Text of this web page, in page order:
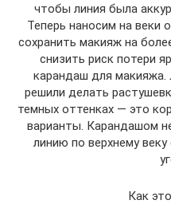
чтобы линия была
Теперь наносим на
сохранить макияж на
снизить риск потери
карандаш для макияжа.
решили делать
темных оттенках — это
варианты. Карандашом
линию по верхнему
Как